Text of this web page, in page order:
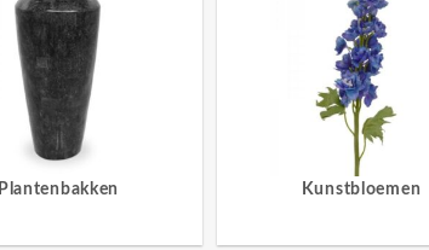
Plantenbakken Kunstbloemen